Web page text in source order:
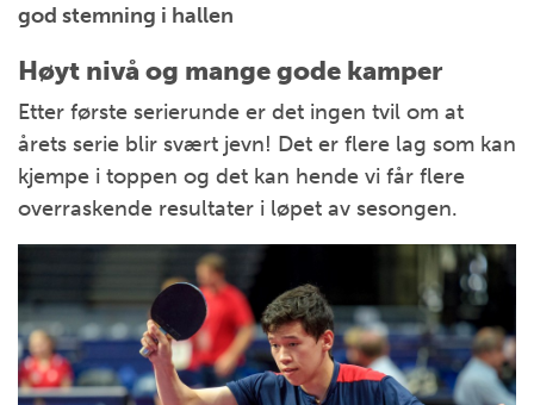
god stemning i hallen
Høyt nivå og mange gode kamper
Etter første serierunde er det ingen tvil om at
årets serie blir svært jevn! Det er flere lag som kan
kjempe i toppen og det kan hende vi får flere
overraskende resultater i løpet av sesongen.